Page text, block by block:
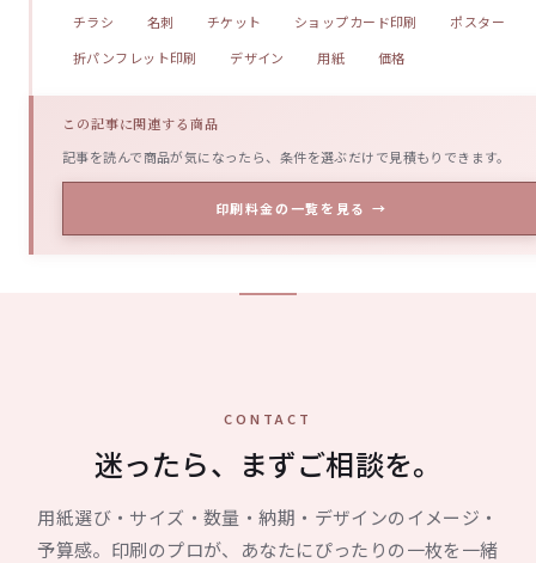
チラシ 名刺 チケット ショップカード印刷
ポスター
折パンフレット印刷
デザイン 用紙 価格
この記事に関連する商品
記事を読んで商品が気になったら、条件を選ぶだけで見積もりできます。
印刷料金の一覧を見る →
CONTACT
迷ったら、まずご相談を。
用紙選び・サイズ・数量・納期・デザインのイメージ・
予算感。印刷のプロが、あなたにぴったりの一枚を一緒